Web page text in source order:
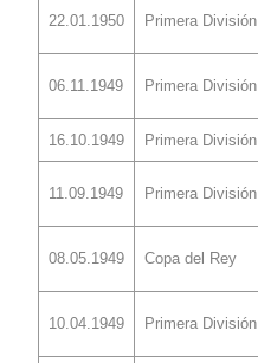
22.01.1950 Primera División
06.11.1949 Primera División
16.10.1949 Primera División
11.09.1949 Primera División
08.05.1949 Copa del Rey
10.04.1949 Primera División